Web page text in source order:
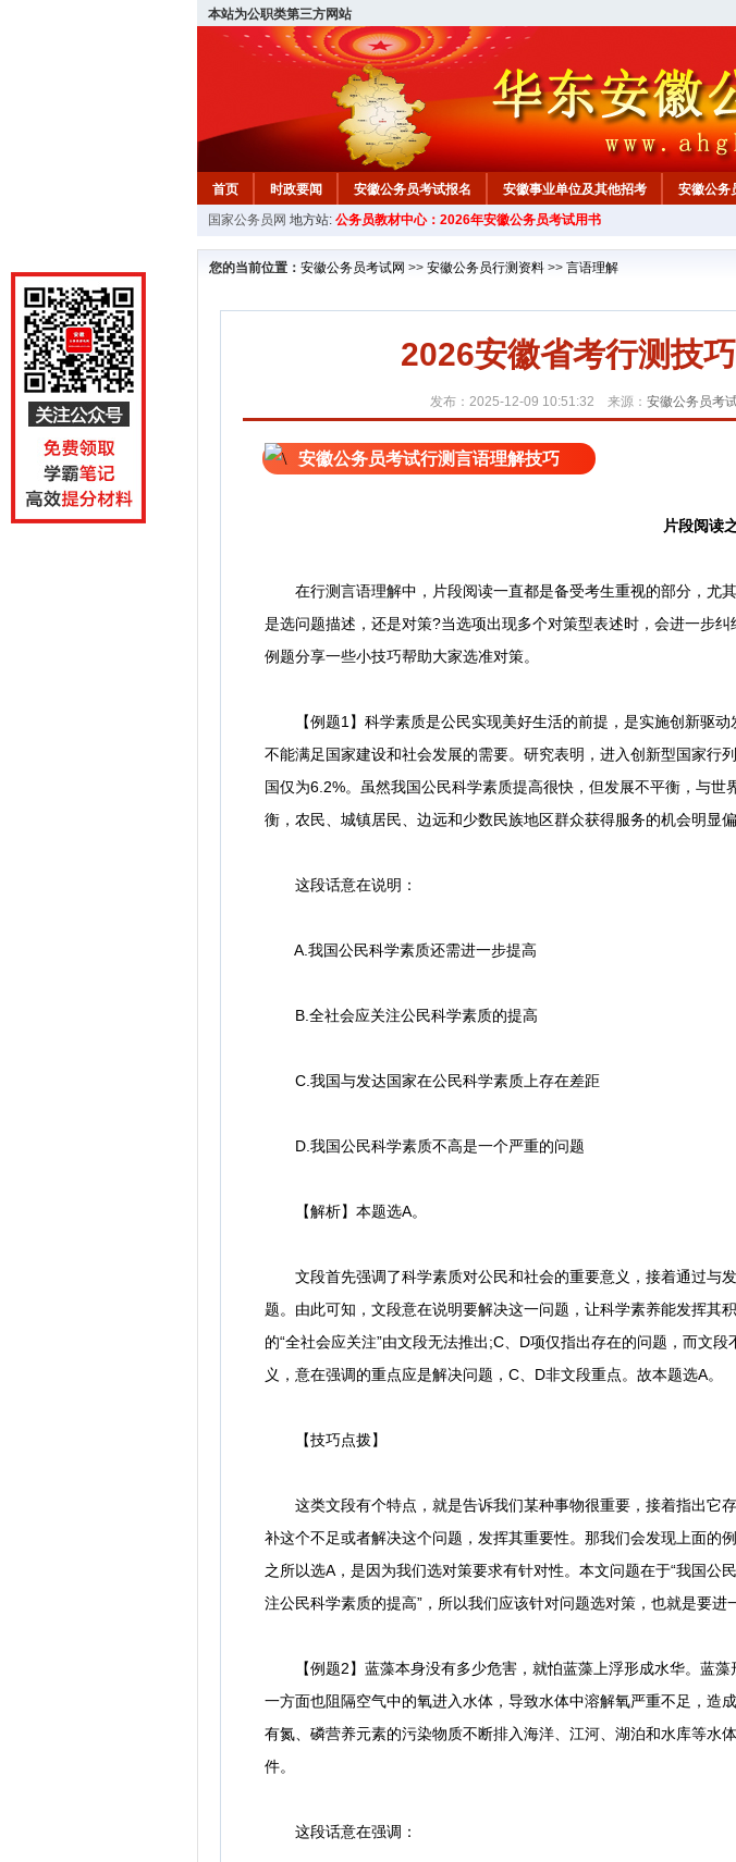
本站为公职类第三方网站
首页 时政要闻 安徽公务员考试报名 安徽事业单位及其他招考 安徽公务
安徽公务员行测试题 在线咨询 教材中心
国家公务员网 地方站: 公务员教材中心：2026年安徽公务员考试用书
您的当前位置： 安徽公务员考试网 >> 安徽公务员行测资料 >> 言语理解
2026安徽省考行测技
发布：2025-12-09 10:51:32 来源： 安徽公务员考
安徽公务员考试行测言语理解技巧
片段阅读
在行测言语理解中，片段阅读一直都是备受考生重视的部分，尤
是选问题描述，还是对策?当选项出现多个对策型表述时，会进一步
例题分享一些小技巧帮助大家选准对策。
【例题1】科学素质是公民实现美好生活的前提，是实施创新驱动
不能满足国家建设和社会发展的需要。研究表明，进入创新型国家行
国仅为6.2%。虽然我国公民科学素质提高很快，但发展不平衡，与
衡，农民、城镇居民、边远和少数民族地区群众获得服务的机会明显偏
这段话意在说明：
A.我国公民科学素质还需进一步提高
B.全社会应关注公民科学素质的提高
C.我国与发达国家在公民科学素质上存在差距
D.我国公民科学素质不高是一个严重的问题
【解析】本题选A。
文段首先强调了科学素质对公民和社会的重要意义，接着通过与
题。由此可知，文段意在说明要解决这一问题，让科学素养能发挥其
的“全社会应关注”由文段无法推出;C、D项仅指出存在的问题，而文
义，意在强调的重点应是解决问题，C、D非文段重点。故本题选A。
【技巧点拨】
这类文段有个特点，就是告诉我们某种事物很重要，接着指出它
补这个不足或者解决这个问题，发挥其重要性。那我们会发现上面的
之所以选A，是因为我们选对策要求有针对性。本文问题在于“我国公
注公民科学素质的提高”，所以我们应该针对问题选对策，也就是要进
【例题2】蓝藻本身没有多少危害，就怕蓝藻上浮形成水华。蓝藻
一方面也阻隔空气中的氧进入水体，导致水体中溶解氧严重不足，造
有氮、磷营养元素的污染物质不断排入海洋、江河、湖泊和水库等水
件。
这段话意在强调：